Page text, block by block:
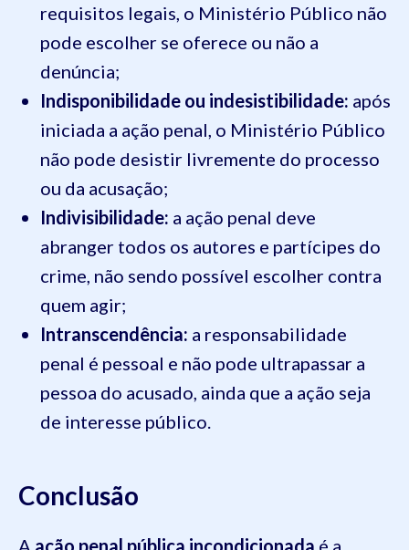
requisitos legais, o Ministério Público não
pode escolher se oferece ou não a
denúncia;
Indisponibilidade ou indesistibilidade: após
iniciada a ação penal, o Ministério Público
não pode desistir livremente do processo
ou da acusação;
Indivisibilidade: a ação penal deve
abranger todos os autores e partícipes do
crime, não sendo possível escolher contra
quem agir;
Intranscendência: a responsabilidade
penal é pessoal e não pode ultrapassar a
pessoa do acusado, ainda que a ação seja
de interesse público.
Conclusão
A ação penal pública incondicionada é a